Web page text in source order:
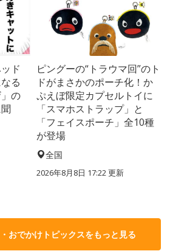
ド
る
の
ピングーの“トラウマ回”のト
ドがまさかのポーチ化！か
ぷえぼ限定カプセルトイに
「スマホストラップ」と
「フェイスポーチ」全10種
が登場
全国
2026年8月8日 17:22更新
おでかけトピックスをもっと見る